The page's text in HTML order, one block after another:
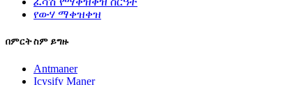
የውሃ ማቀዝቀዝ
በምርት ስም ይግዙ
Antmaner
Icysify Maner